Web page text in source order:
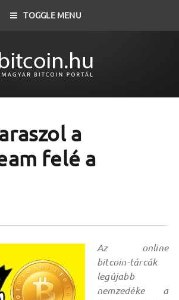
TOGGLE MENU
a
felé a
Az online
bitcoin-tárcák
legújabb
nemzedéke a